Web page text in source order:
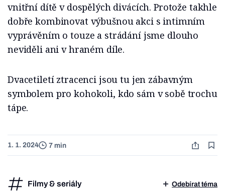
vnitřní dítě v dospělých divácích. Protože takhle
dobře kombinovat výbušnou akci s intimním
vyprávěním o touze a strádání jsme dlouho
neviděli ani v hraném díle.
Dvacetiletí ztracenci jsou tu jen zábavným
symbolem pro kohokoli, kdo sám v sobě trochu
tápe.
1. 1. 2024 7 min
Filmy & seriály Odebírat téma